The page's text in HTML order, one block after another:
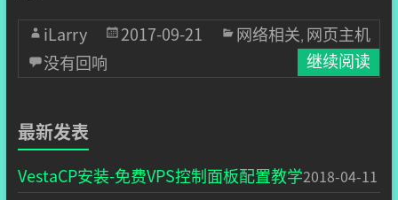
iLarry
2017-09-21 网络相关, 网页主机
没有回响
继续阅读
最新发表
VestaCP安装-免费VPS控制面板配置教学2018-04-11